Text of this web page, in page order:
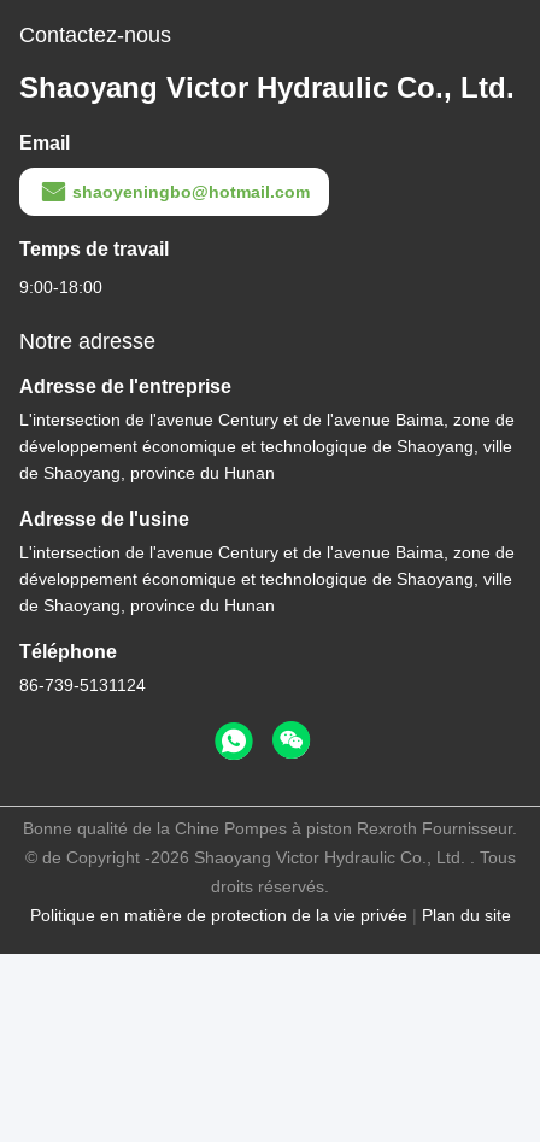
Contactez-nous
Shaoyang Victor Hydraulic Co., Ltd.
Email
shaoyeningbo@hotmail.com
Temps de travail
9:00-18:00
Notre adresse
Adresse de l'entreprise
L'intersection de l'avenue Century et de l'avenue Baima, zone de
développement économique et technologique de Shaoyang, ville
de Shaoyang, province du Hunan
Adresse de l'usine
L'intersection de l'avenue Century et de l'avenue Baima, zone de
développement économique et technologique de Shaoyang, ville
de Shaoyang, province du Hunan
Téléphone
86-739-5131124
Politique en matière de protection de la vie privée| Plan du site
Bonne qualité de la Chine Pompes à piston Rexroth Fournisseur.
© de Copyright -2026 Shaoyang Victor Hydraulic Co., Ltd. . Tous
droits réservés.